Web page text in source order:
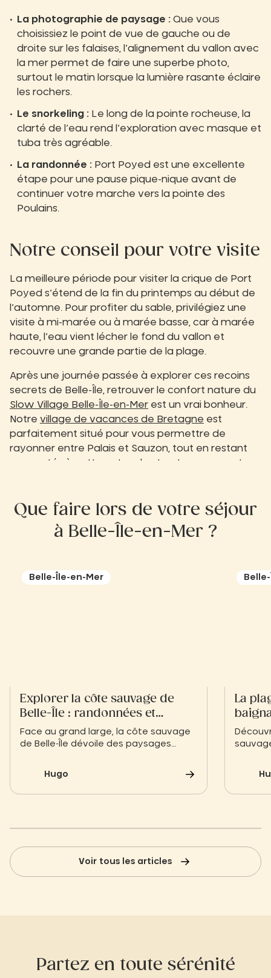
La photographie de paysage : Que vous
choisissiez le point de vue de gauche ou de
droite sur les falaises, l’alignement du vallon avec
la mer permet de faire une superbe photo,
surtout le matin lorsque la lumière rasante éclaire
les rochers.
Le snorkeling : Le long de la pointe rocheuse, la
clarté de l’eau rend l’exploration avec masque et
tuba très agréable.
La randonnée : Port Poyed est une excellente
étape pour une pause pique-nique avant de
continuer votre marche vers la pointe des
Poulains.
Notre conseil pour votre visite
La meilleure période pour visiter la crique de Port
Poyed s’étend de la fin du printemps au début de
l’automne. Pour profiter du sable, privilégiez une
visite à mi-marée ou à marée basse, car à marée
haute, l’eau vient lécher le fond du vallon et
recouvre une grande partie de la plage.
Après une journée passée à explorer ces recoins
secrets de Belle-Île, retrouver le confort nature du
Slow Village Belle-Île-en-Mer est un vrai bonheur.
Notre village de vacances de Bretagne est
parfaitement situé pour vous permettre de
rayonner entre Palais et Sauzon, tout en restant
connectés à cette nature brute et ressourçante.
Que faire lors de votre séjour
à Belle-Île-en-Mer ?
Belle-Île-en-Mer
Explorer la côte sauvage de
Belle-Île : randonnées et
paysages bruts
Face au grand large, la côte sauvage
de Belle-Île dévoile des paysages
par Monet aux sentiers escarpés du
GR340, découvrez nos conseils pour
Village.
Hugo
La
sud, à
Voir tous les articles
Partez en toute sérénité